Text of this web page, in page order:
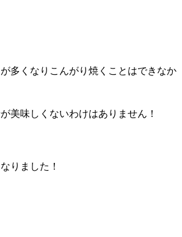
多くなりこんがり焼くことはできなか
美味しくないわけはありません！
りました！